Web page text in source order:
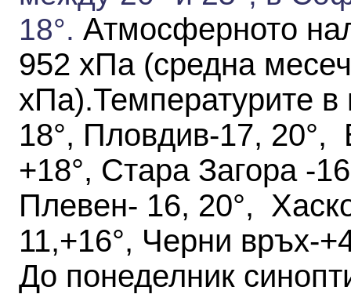
18°. Атмосферното
952 хПа (средна
хПа).Температурите в
18°, Пловдив-17, 20°,
+18°, Стара Загора -
Плевен- 16, 20°,
11,+16°, Черни връх-
До понеделник